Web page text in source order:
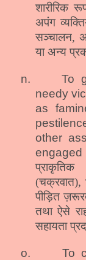
शारीरिक
अपंग
सञ्चालन,
या अन्य
n.
To
needy
as
other
engaged
(चक्रवात),
पीड़ित
तथा ऐसे
सहायता
o. To